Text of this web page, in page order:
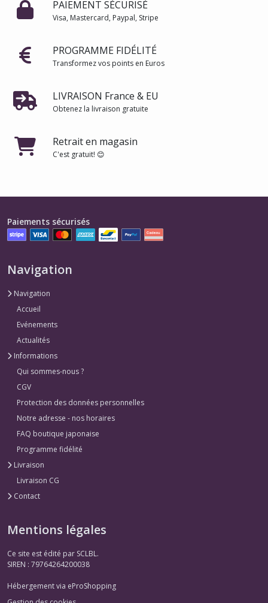
PAIEMENT SÉCURISÉ
Visa, Mastercard, Paypal, Stripe
PROGRAMME FIDÉLITÉ
Transformez vos points en Euros
LIVRAISON France & EU
Obtenez la livraison gratuite
Retrait en magasin
C'est gratuit! 😊
Paiements sécurisés
Navigation
Navigation
Accueil
Evénements
Actualités
Informations
Qui sommes-nous ?
CGV
Protection des données personnelles
Notre adresse - nos horaires
FAQ boutique japonaise
Programme fidélité
Livraison
Livraison CG
Contact
Mentions légales
Ce site est édité par SCLBL.
SIREN : 79764264200038
Hébergement via eProShopping